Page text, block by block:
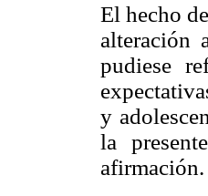
El hecho
alteración
pudiese
y
la
afirmación.